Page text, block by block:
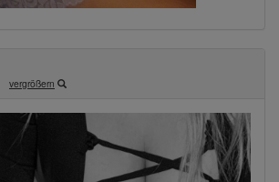
vergrößern